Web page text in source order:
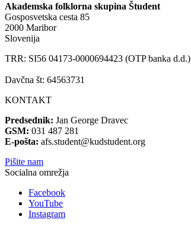
Akademska folklorna skupina Študent
Gosposvetska cesta 85
2000 Maribor
Slovenija
TRR: SI56 04173-0000694423 (OTP banka d.d.)
Davčna št: 64563731
KONTAKT
Predsednik: Jan George Dravec
GSM: 031 487 281
E-pošta: afs.student@kudstudent.org
Pišite nam
Socialna omrežja
Facebook
YouTube
Instagram